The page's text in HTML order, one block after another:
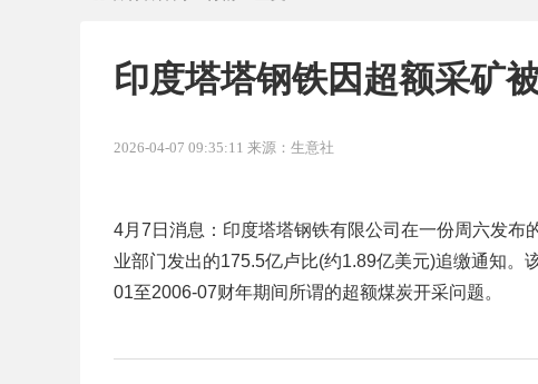
印度塔塔钢铁因超额采矿
2026-04-07 09:35:11 来源：生意社
4月7日消息：印度塔塔钢铁有限公司在一份周六发
业部门发出的175.5亿卢比(约1.89亿美元)追缴通知
01至2006-07财年期间所谓的超额煤炭开采问题。